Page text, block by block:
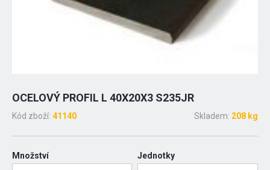
OCELOVÝ PROFIL L 40X20X3 S235JR
Kód zboží: 41140 Skladem: 208 kg
Množství Jednotky